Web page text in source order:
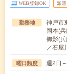
WEB登録OK 派遣
勤務地
神戸市
岡本(
御影(
／石屋
曜日頻度 週2日